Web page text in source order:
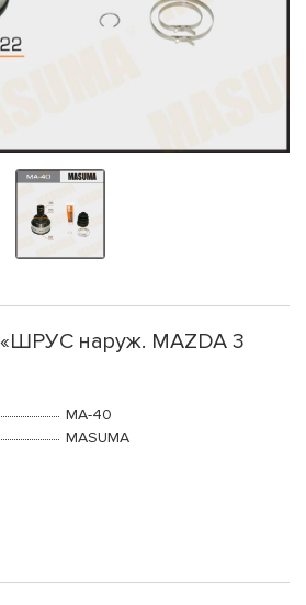
наруж. MAZDA 3
MA-40
MASUMA